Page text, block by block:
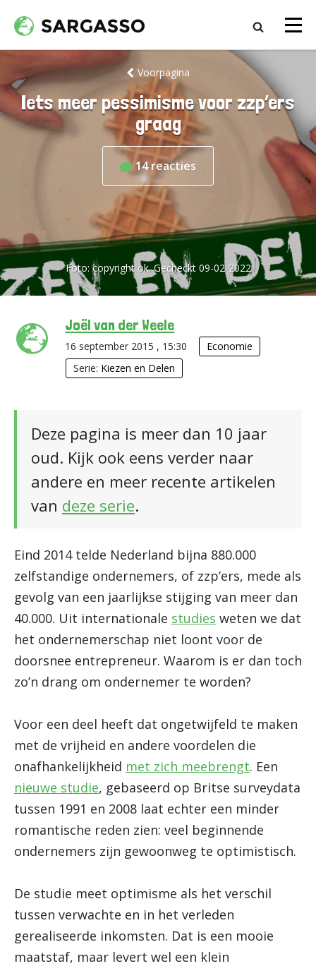
Voorpagina
Iets meer pessimisme voor zzp’ers
graag
14reacties
Foto:copyright ok. Gecheckt 09-02-2022
Joël van der Weele
16 september 2015 , 15:30
Economie
Serie: Kiezen en Delen
Deze pagina is meer dan 10 jaar
oud. Kijk ook eens verder naar
andere en meer recente artikelen
van deze serie.
Eind 2014 telde Nederland bijna 880.000
zelfstandige ondernemers, of zzp’ers, mede als
gevolg van een jaarlijkse stijging van meer dan
40.000. Uit internationale studies weten we dat
het ondernemerschap niet loont voor de
doorsnee entrepreneur. Waarom is er dan toch
zo’n drang om ondernemer te worden?
Voor een deel heeft dat ongetwijfeld te maken
met de vrijheid en andere voordelen die
onafhankelijkheid met zich meebrengt. Een
nieuwe studie, gebaseerd op Britse surveydata
tussen 1991 en 2008 laat echter een minder
romantische reden zien: veel beginnende
ondernemers zijn gewoonweg te optimistisch.
De studie meet optimisme als het verschil
tussen verwachte en in het verleden
gerealiseerde inkomsten. Dat is een mooie
maatstaf, maar levert wel een klein